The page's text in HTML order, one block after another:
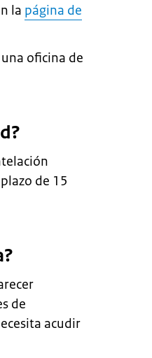
la página de
oficina de
de 15
de
acudir